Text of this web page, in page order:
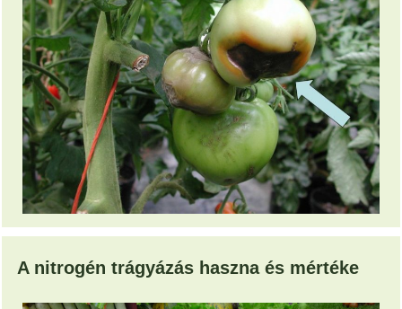
A nitrogén trágyázás haszna és mértéke